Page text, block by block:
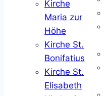
Kirche
Maria zur
Höhe
Kirche St.
Bonifatius
Kirche St.
Elisabeth